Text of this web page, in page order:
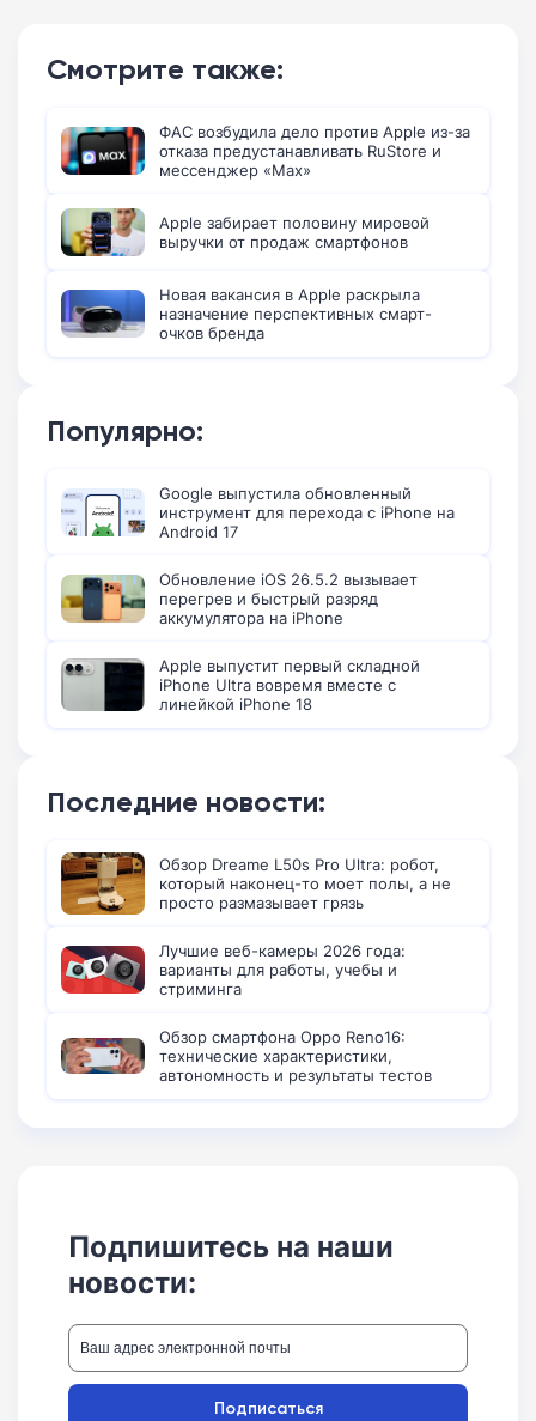
Смотрите также:
ФАС возбудила дело против Apple из-за
отказа предустанавливать RuStore и
мессенджер «Max»
Apple забирает половину мировой
выручки от продаж смартфонов
Новая вакансия в Apple раскрыла
назначение перспективных смарт-
очков бренда
Популярно:
Google выпустила обновленный
инструмент для перехода с iPhone на
Android 17
Обновление iOS 26.5.2 вызывает
перегрев и быстрый разряд
аккумулятора на iPhone
Apple выпустит первый складной
iPhone Ultra вовремя вместе с
линейкой iPhone 18
Последние новости:
Обзор Dreame L50s Pro Ultra: робот,
который наконец-то моет полы, а не
просто размазывает грязь
Лучшие веб-камеры 2026 года:
варианты для работы, учебы и
стриминга
Обзор смартфона Oppo Reno16:
технические характеристики,
автономность и результаты тестов
Подпишитесь на наши
новости:
Подписаться